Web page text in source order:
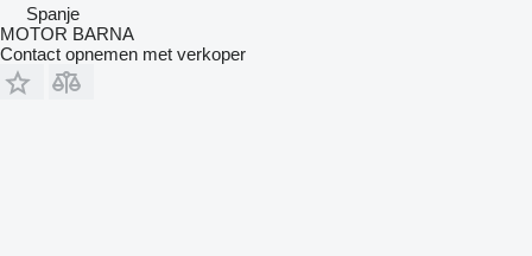
Spanje
MOTOR BARNA
Contact opnemen met verkoper